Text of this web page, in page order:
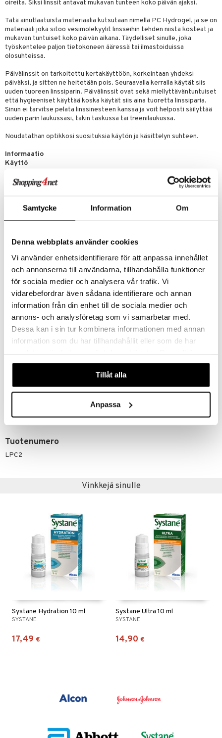
Samtycke Information Om
Denna webbplats använder cookies
Vi använder enhetsidentifierare för att anpassa innehållet
och annonserna till användarna, tillhandahålla funktioner
för sociala medier och analysera vår trafik. Vi
vidarebefordrar även sådana identifierare och annan
information från din enhet till de sociala medier och
annons- och analysföretag som vi samarbetar med.
Dessa kan i sin tur kombinera informationen med annan
information som du har tillhandahållit eller som de har
våra cookies vid fortsatt användande av vår webbplats.
Tillåt alla
Anpassa
oireita. Siksi linssit antavat mukavan tunteen koko päivän ajaksi.
Tätä ainutlaatuista materiaalia kutsutaan nimellä PC Hydrogel, ja se on
materiaali joka sitoo vesimolekyylit linsseihin tehden niistä kosteat ja
mukavan tuntuiset koko päivän aikana. Täydelliset sinulle, joka
työskentelee paljon tietokoneen ääressä tai ilmastoiduissa
olosuhteissa.
Päivälinssit on tarkoitettu kertakäyttöön, korkeintaan yhdeksi
päiväksi, ja sitten ne heitetään pois. Seuraavalla kerralla käytät siis
uuden tuoreen linssiparin. Päivälinssit ovat sekä miellyttäväntuntuiset
että hygieeniset käyttää koska käytät siis aina tuoretta linssiparia.
Sinun ei tarvitse pelata linssinesteen kanssa ja voit helposti säilyttää
uuden parin laukussasi, takin taskussa tai treenilaukussa.
Noudatathan optikkosi suosituksia käytön ja käsittelyn suhteen.
Informaatio
Käyttö
päivän ajan ja ne heitetään käytön jälkeen pois. Päivälinssit ovat sekä
mukavantuntuisia että hygieenisiä käyttää koska asetat silmiisi uuden
Noudata tarkasti optikkosi suosituksia linssien säilytyksen, käsittelyn
Valmistaja
Pakkaus
90 kpl/paketti
Kaarevuus (BC)
8.7
Halkaisija (DIA)
14.2
Vahvuus (PWR)
-12,00 - +8,00
Käyttöaika
1 Päivä
Nestepitoisuus
Värjätty käsittelyn helpottamiseksi
Tuotenumero
LPC2
Vinkkejä sinulle
Systane Hydration 10 ml
SYSTANE
17,49 €
Systane Ultra 10 ml
SYSTANE
14,90 €